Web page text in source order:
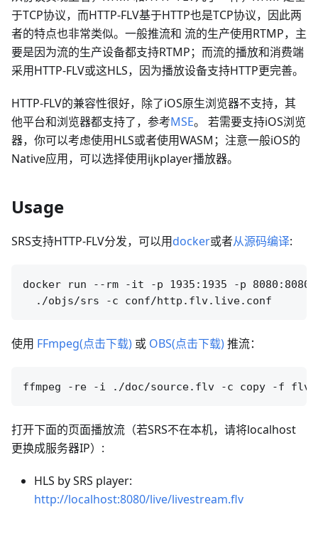
于TCP协议，而HTTP-FLV基于HTTP也是TCP协议，因此两
者的特点也非常类似。一般推流和 流的生产使用RTMP，主
要是因为流的生产设备都支持RTMP；而流的播放和消费端
采用HTTP-FLV或这HLS，因为播放设备支持HTTP更完善。
HTTP-FLV的兼容性很好，除了iOS原生浏览器不支持，其
他平台和浏览器都支持了，参考MSE。 若需要支持iOS浏览
器，你可以考虑使用HLS或者使用WASM；注意一般iOS的
Native应用，可以选择使用ijkplayer播放器。
Usage
SRS支持HTTP-FLV分发，可以用docker或者从源码编译:
docker run --rm -it -p 1935:1935 -p
使用 FFmpeg(点击下载) 或 OBS(点击下载)推流：
打开下面的页面播放流（若SRS不在本机，请将localhost
更换成服务器IP）:
HLS by SRS player:
http://localhost:8080/live/livestream.flv